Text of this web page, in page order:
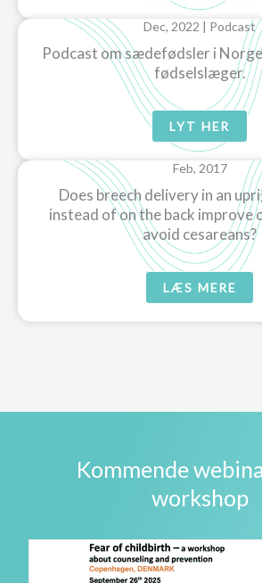
Dec, 2022 | Podcast
Podcast om sædefødsler i
fødselslæger.
LYT HER
Feb, 2017
Does breech delivery in an
instead of on the back improve
avoid cesareans?
LÆS MERE
Kommende
workshop